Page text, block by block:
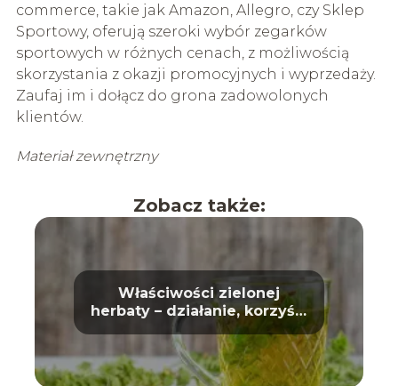
commerce, takie jak Amazon, Allegro, czy Sklep
Sportowy, oferują szeroki wybór zegarków
sportowych w różnych cenach, z możliwością
skorzystania z okazji promocyjnych i wyprzedaży.
Zaufaj im i dołącz do grona zadowolonych
klientów.
Materiał zewnętrzny
Zobacz także:
Właściwości zielonej
herbaty – działanie, korzyści
i wpływ na zdrowie